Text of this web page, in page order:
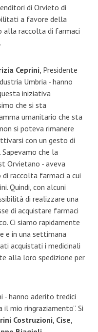
di Orvieto di
a favore della
alla raccolta di farmaci
Ceprini , Presidente
Umbria - hanno
iniziativa
che si sta
umanitario che sta
si poteva rimanere
con un gesto di
che la
Orvietano - aveva
raccolta farmaci a cui
Quindi, con alcuni
di realizzare una
di acquistare farmaci
Ci siamo rapidamente
e in una settimana
acquistati i medicinali
alla loro spedizione per
- hanno aderito tredici
mio ringraziamento”. Si
Costruzioni Cise